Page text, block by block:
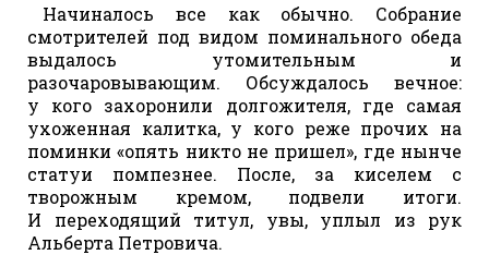
Начиналось все как обычно. Собрание
смотрителей под видом поминального обеда
выдалось утомительным и
разочаровывающим. Обсуждалось вечное:
у кого захоронили долгожителя, где самая
ухоженная калитка, у кого реже прочих на
поминки «опять никто не пришел», где нынче
статуи помпезнее. После, за киселем с
творожным кремом, подвели итоги.
И переходящий титул, увы, уплыл из рук
Альберта Петровича.